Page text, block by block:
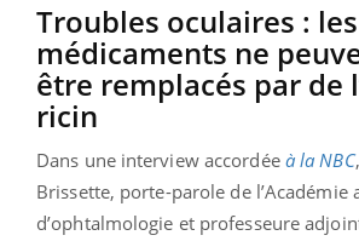
Troubles oculaires : les
médicaments ne
être remplacés par de
ricin
Dans une interview accordée à la NBC
Brissette, porte-parole de l’Académie
d’ophtalmologie et professeure